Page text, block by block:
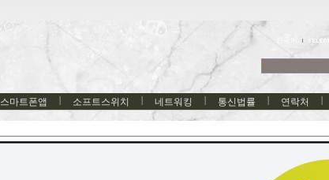
스마트폰앱 소프트스위치 네트워킹 통신법률 연락처